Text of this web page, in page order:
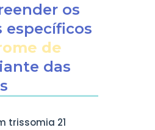
os
específicos
de
das
trissomia 21